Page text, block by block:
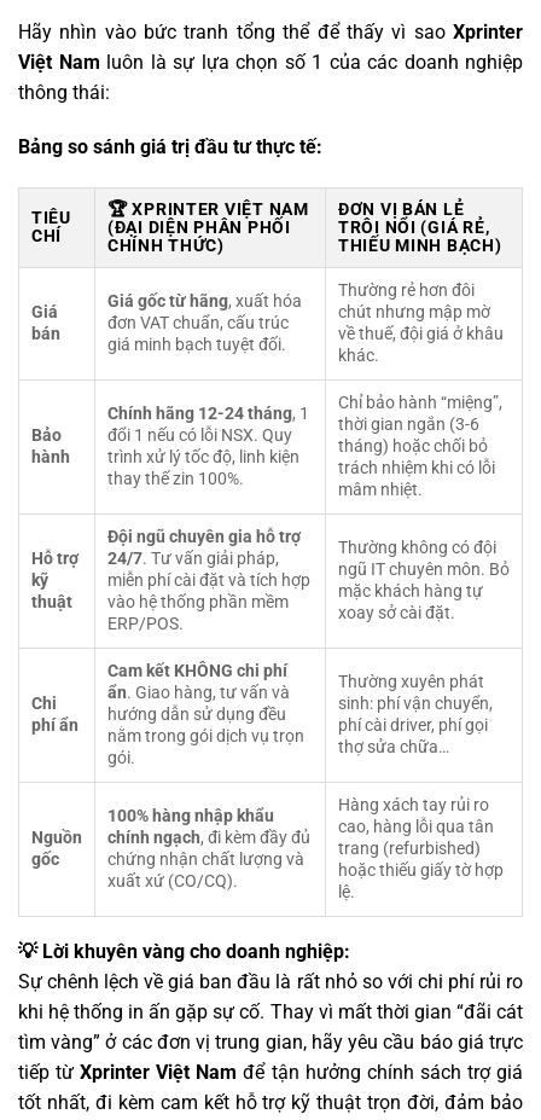
Hãy nhìn vào bức tranh tổng thể để thấy vì sao Xprinter
Việt Nam luôn là sự lựa chọn số 1 của các doanh nghiệp
thông thái:
Bảng so sánh giá trị đầu tư thực tế:
TIÊU
CHÍ
🏆 XPRINTER VIỆT NAM
(ĐẠI DIỆN PHÂN PHỐI
CHÍNH THỨC)
ĐƠN VỊ BÁN LẺ
TRÔI NỔI (GIÁ RẺ,
THIẾU MINH BẠCH)
Giá
bán
Giá gốc từ hãng, xuất hóa
đơn VAT chuẩn, cấu trúc
giá minh bạch tuyệt đối.
Thường rẻ hơn đôi
chút nhưng mập mờ
về thuế, đội giá ở khâu
khác.
Bảo
hành
Chính hãng 12-24 tháng, 1
đổi 1 nếu có lỗi NSX. Quy
trình xử lý tốc độ, linh kiện
thay thế zin 100%.
Chỉ bảo hành “miệng”,
thời gian ngắn (3-6
tháng) hoặc chối bỏ
trách nhiệm khi có lỗi
mâm nhiệt.
Hỗ trợ
kỹ
thuật
Đội ngũ chuyên gia hỗ trợ
24/7. Tư vấn giải pháp,
miễn phí cài đặt và tích hợp
vào hệ thống phần mềm
ERP/POS.
Thường không có đội
ngũ IT chuyên môn. Bỏ
mặc khách hàng tự
xoay sở cài đặt.
Chi
phí ẩn
Cam kết KHÔNG chi phí
ẩn. Giao hàng, tư vấn và
hướng dẫn sử dụng đều
nằm trong gói dịch vụ trọn
gói.
Thường xuyên phát
sinh: phí vận chuyển,
phí cài driver, phí gọi
thợ sửa chữa…
Nguồn
gốc
100% hàng nhập khẩu
chính ngạch, đi kèm đầy đủ
chứng nhận chất lượng và
xuất xứ (CO/CQ).
Hàng xách tay rủi ro
cao, hàng lỗi qua tân
trang (refurbished)
hoặc thiếu giấy tờ hợp
lệ.
💡 Lời khuyên vàng cho doanh nghiệp:
Sự chênh lệch về giá ban đầu là rất nhỏ so với chi phí rủi ro
khi hệ thống in ấn gặp sự cố. Thay vì mất thời gian “đãi cát
tìm vàng” ở các đơn vị trung gian, hãy yêu cầu báo giá trực
tiếp từXprinter Việt Nam để tận hưởng chính sách trợ giá
tốt nhất, đi kèm cam kết hỗ trợ kỹ thuật trọn đời, đảm bảo